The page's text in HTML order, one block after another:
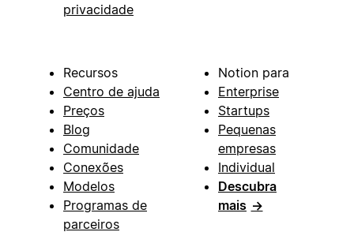
privacidade
Recursos
Centro de ajuda
Preços
Blog
Comunidade
Conexões
Modelos
Programas de
parceiros
Notion para
Enterprise
Startups
Pequenas
empresas
Individual
Descubra
mais →